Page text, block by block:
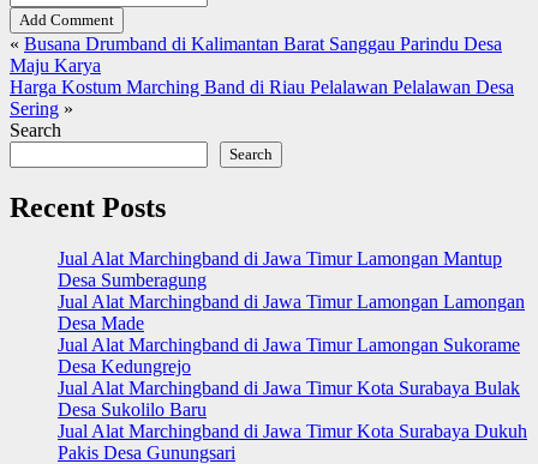
Add Comment
« Busana Drumband di Kalimantan Barat Sanggau Parindu Desa
Maju Karya
Harga Kostum Marching Band di Riau Pelalawan Pelalawan Desa
Sering »
Search
Search
Recent Posts
Jual Alat Marchingband di Jawa Timur Lamongan Mantup
Desa Sumberagung
Jual Alat Marchingband di Jawa Timur Lamongan Lamongan
Desa Made
Jual Alat Marchingband di Jawa Timur Lamongan Sukorame
Desa Kedungrejo
Jual Alat Marchingband di Jawa Timur Kota Surabaya Bulak
Desa Sukolilo Baru
Jual Alat Marchingband di Jawa Timur Kota Surabaya Dukuh
Pakis Desa Gunungsari